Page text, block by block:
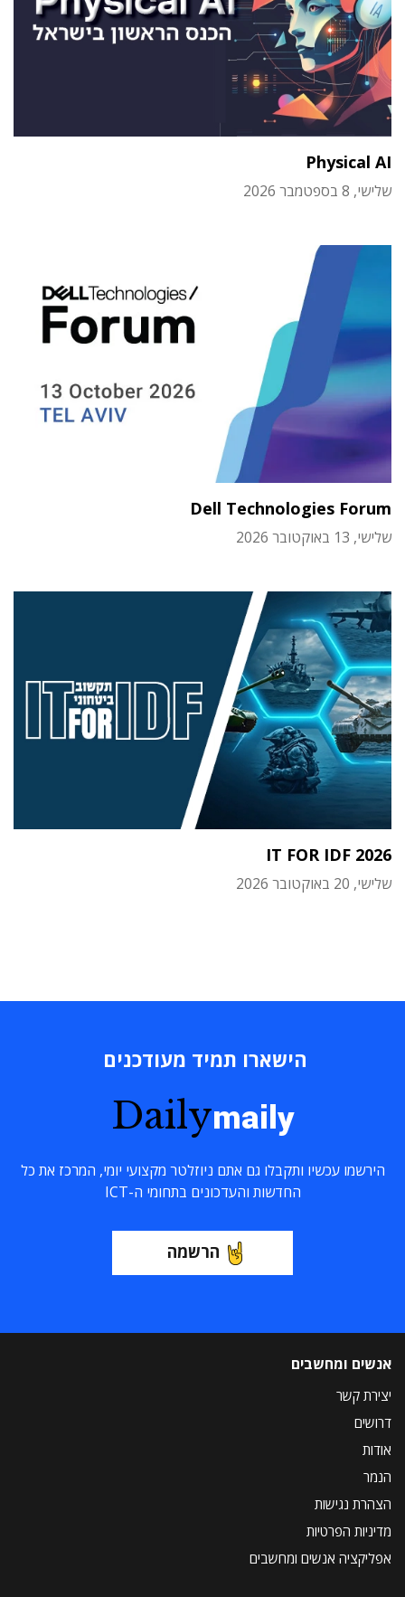
Physical AI
שלישי, 8 בספטמבר 2026
Dell Technologies Forum
שלישי, 13 באוקטובר 2026
IT FOR IDF 2026
שלישי, 20 באוקטובר 2026
הישארו תמיד מעודכנים
Dailymaily
הירשמו עכשיו ותקבלו גם אתם ניוזלטר מקצועי יומי, המרכז את כל
החדשות והעדכונים בתחומי ה-ICT
הרשמה
אנשים ומחשבים
יצירת קשר
דרושים
אודות
הנמר
הצהרת נגישות
מדיניות הפרטיות
אפליקציה אנשים ומחשבים